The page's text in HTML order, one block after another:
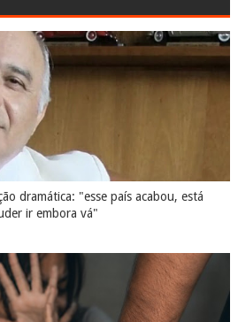
dramática: "esse país acabou, está
ir embora vá"